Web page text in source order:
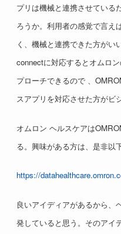
プリは機械と連携させている
ろうか。利用者の感覚で言え
く、機械と連携できた方がい
connectに対応するとオムロ
プローチできるので 、
スアプリを対応させた方がビ
オムロン ヘルスケアは
る。興味がある方は、是非以
https://
良いアイディアがあるから、
発していると思う。そのアイ